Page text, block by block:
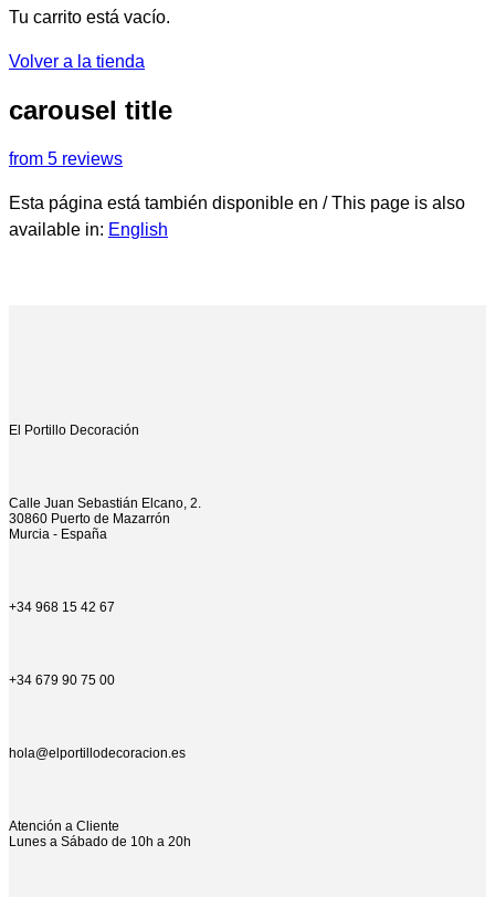
Tu carrito está vacío.
Volver a la tienda
carousel title
from 5 reviews
Esta página está también disponible en / This page is also
available in: English
El Portillo Decoración
Calle Juan Sebastián Elcano, 2.
30860 Puerto de Mazarrón
Murcia - España
+34 968 15 42 67
+34 679 90 75 00
hola@elportillodecoracion.es
Atención a Cliente
Lunes a Sábado de 10h a 20h